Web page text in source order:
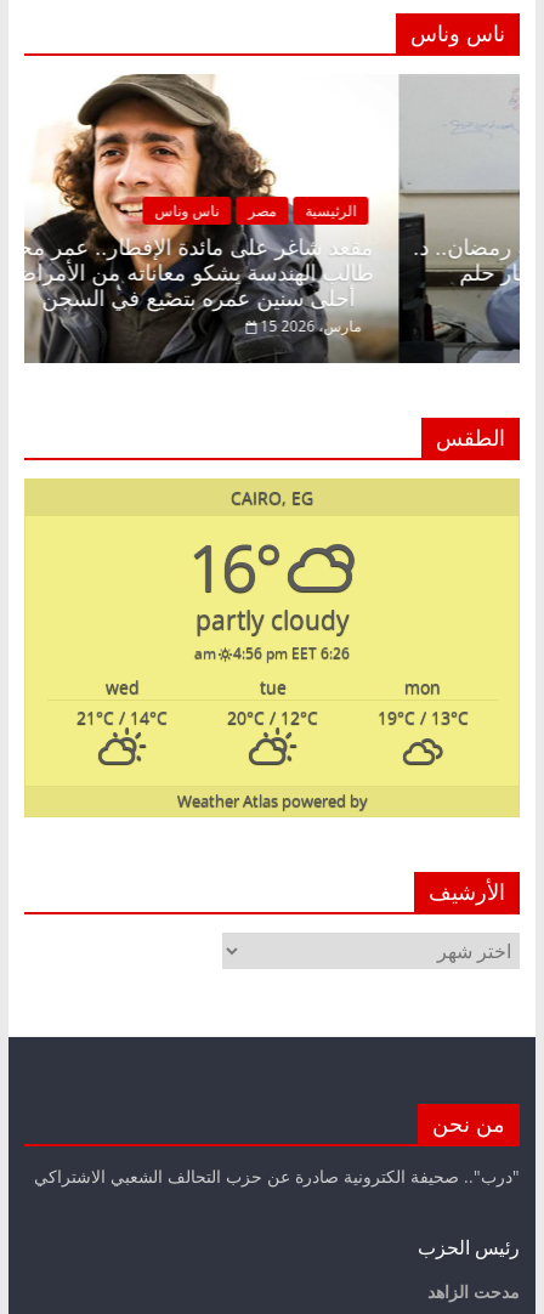
ناس وناس
الرئيسية
مقعد
طالب
أحلى سنين عمره بتضيع في السجن
15 مارس، 2026
ناس وناس
على الإفطار وبلكونة بلا زينة رمضان.. د.
فاروق خبير اقتصادي في انتظار حلم
الطقس
CAIRO, EG
16°
partly cloudy
6:26 am
4:56 pm EET
mon
tue
wed
19°C/ 13°C
20°C / 12°C
21°C / 14°C
powered by
Weather Atlas
الأرشيف
الأرشيف
من نحن
"درب".. صحيفة الكترونية صادرة عن حزب التحالف الشعبي الاشتراكي
رئيس الحزب
مدحت الزاهد